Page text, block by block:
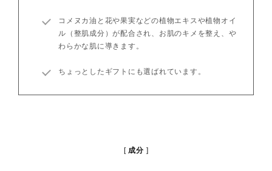
コメヌカ油と花や果実などの植物エキスや植物オイ
ル（整肌成分）が配合され、お肌のキメを整え、や
わらかな肌に導きます。
ちょっとしたギフトにも選ばれています。
成分